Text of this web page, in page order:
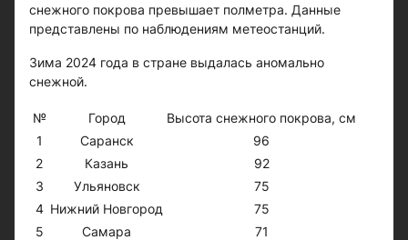
снежного покрова превышает полметра. Данные
представлены по наблюдениям метеостанций.
Зима 2024 года в стране выдалась аномально
снежной.
№ Город
Высота снежного покрова, см
1
Саранск
96
2
Казань
92
3
Ульяновск
75
4 Нижний Новгород
75
5
Самара 71